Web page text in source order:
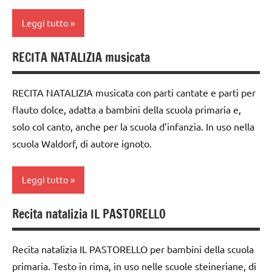
ARTICOLI
scienze:
piante
STAGIONI
TUTTI GLI
ARGOMENTI
PER ETA'
ARTICOLI
da 0
a 3
anni
dai
3 ai
6
dai
6
FESTE
DELL'ANNO
GUIDA
DIDATTICA
WALDORF
Halloween
Leggi tutto
2a
settimana
di
avvento
acquarello
ARTE
IMMAGINE
arte
dai
3 ai
RECITA NATALIZIA musicata
RECITA NATALIZIA musicata con parti cantate e parti per
flauto dolce, adatta a bambini della scuola primaria e,
solo col canto, anche per la scuola d’infanzia. In uso nella
scuola Waldorf, di autore ignoto.
Leggi tutto
3a
settimana
di
avvento
Recita natalizia IL PASTORELLO
Recita natalizia IL PASTORELLO per bambini della scuola
primaria. Testo in rima, in uso nelle scuole steineriane, di